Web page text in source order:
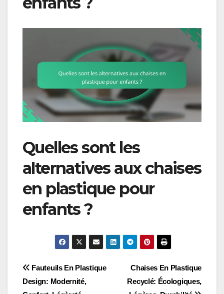
Quelles sont les
alternatives aux chaises
en plastique pour
enfants ?
Post
Chaises En Plastique
Recyclé: Écologiques,
Fauteuils En Plastique
Design: Modernité,